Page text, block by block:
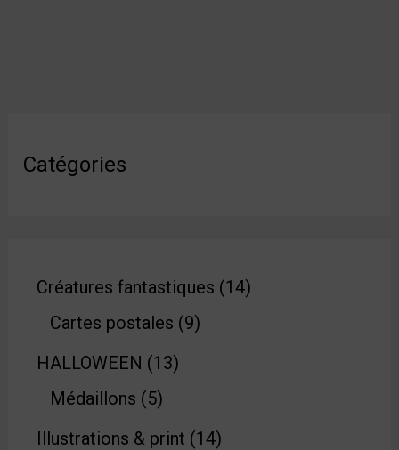
Catégories
Créatures fantastiques 14
Cartes postales 9
HALLOWEEN
13
Médaillons
5
Illustrations & print 14